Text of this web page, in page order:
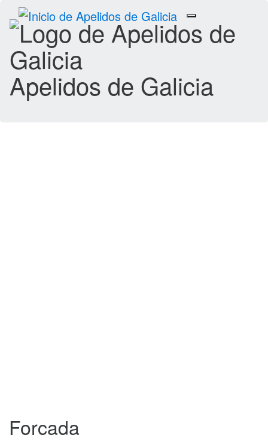
Toggle
navigation
Apelidos de Galicia
Forcada